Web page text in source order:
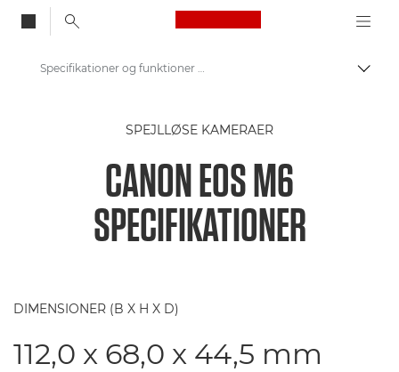
Canon Logo, back
Skift
Digitalkameraer
Specifikationer og funktioner – Canon EOS M6
SPEJLLØSE KAMERAER
CANON EOS M6
SPECIFIKATIONER
DIMENSIONER (B X H X D)
112,0 x 68,0 x 44,5 mm